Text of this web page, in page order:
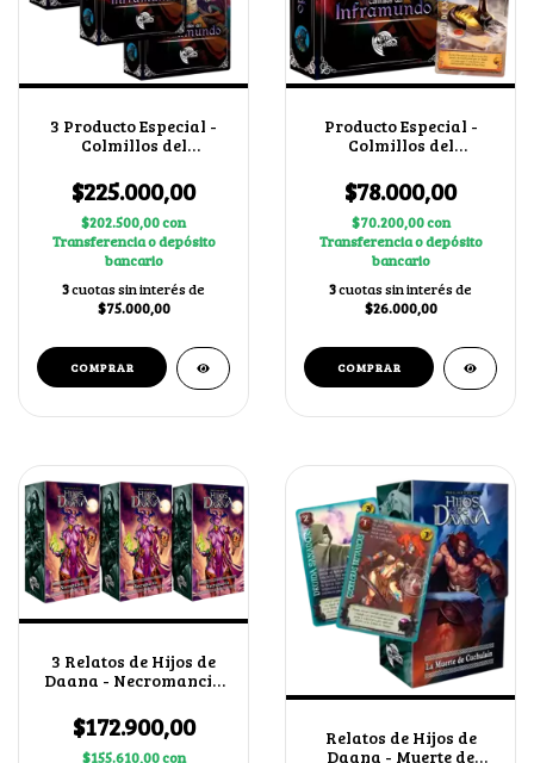
3 Producto Especial -
Colmillos del
$225.000,00
$202.500,00con
Transferencia o depósito
bancario
3cuotas sin interés de
$75.000,00
Producto Especial -
Colmillos del
$78.000,00
$70.200,00con
Transferencia o depósito
bancario
3cuotas sin interés de
$26.000,00
3 Relatos de Hijos de
Daana - Necromancia
azar
$172.900,00
$155.610,00con
Relatos de Hijos de
Daana - Muerte de